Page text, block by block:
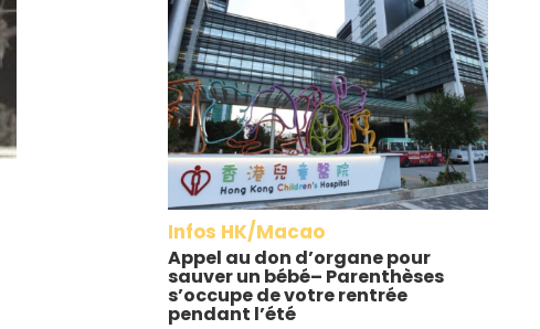
Infos HK/Macao
Appel au don d’organe pour
sauver un bébé– Parenthèses
s’occupe de votre rentrée
pendant l’été